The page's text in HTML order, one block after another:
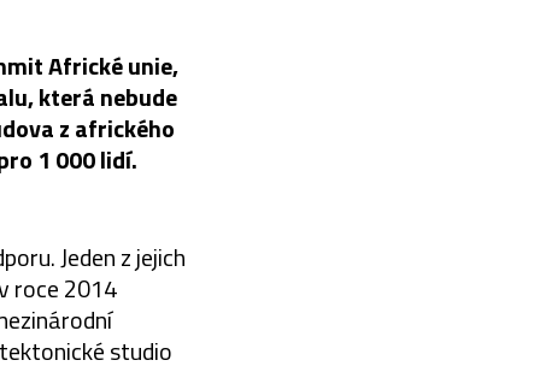
Africké unie,
která nebude
z afrického
1 000 lidí.
Jeden z jejich
roce 2014
studio